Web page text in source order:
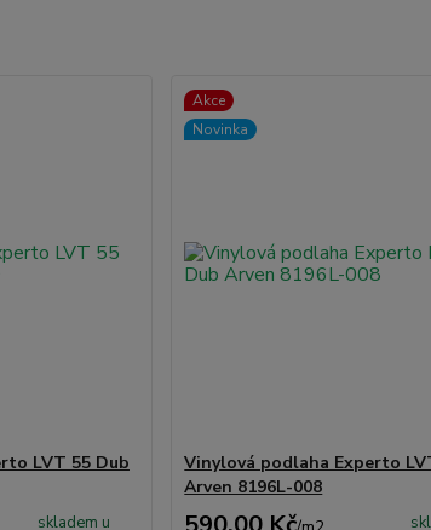
LVT 55 Dub
skladem u
Akce
Novinka
Vinylová podlaha Experto
Arven 8196L-008